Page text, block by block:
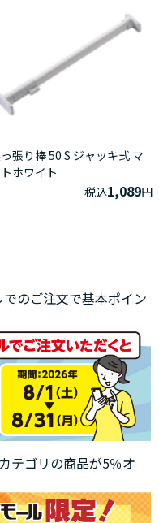
張り棒 50 S ジャッキ式 マ
ホワイト
税込1,089円
のご注文で基本ポイン
テゴリの商品が5％オ